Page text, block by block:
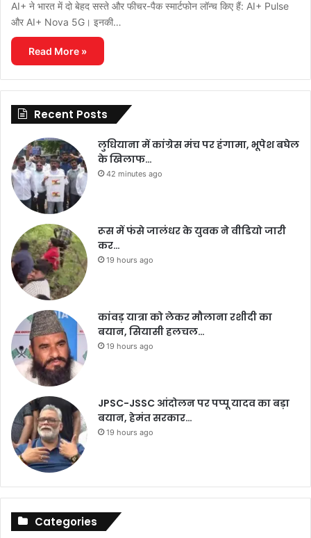
AI+ ने भारत में दो बेहद सस्ते और फीचर-पैक स्मार्टफोन लॉन्च किए हैं: AI+ Pulse
और AI+ Nova 5G। इनकी…
Read More »
Recent Posts
लुधियाना में कांग्रेस मंच पर हंगामा, भूपेश बघेल
के खिलाफ…
42 minutes ago
रूस में फंसे जालंधर के युवक ने वीडियो जारी
कर…
19 hours ago
कांवड़ यात्रा को लेकर मौलाना रशीदी का
बयान, सियासी हलचल…
19 hours ago
JPSC-JSSC आंदोलन पर पप्पू यादव का बड़ा
बयान, हेमंत सरकार…
19 hours ago
Categories